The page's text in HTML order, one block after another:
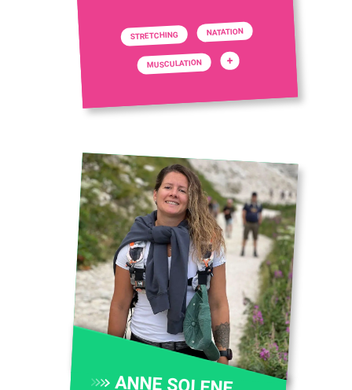
STRETCHING NATATION
MUSCULATION +